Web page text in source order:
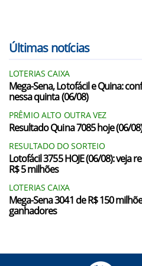
Últimas notícias
LOTERIAS CAIXA
Mega-Sena, Lotofácil e Quina:
nessa quinta (06/08)
PRÊMIO ALTO OUTRA VEZ
Resultado Quina 7085 hoje (06/
RESULTADO DO SORTEIO
Lotofácil 3755 HOJE (06/08): veja
R$ 5 milhões
LOTERIAS CAIXA
Mega-Sena 3041 de R$ 150
ganhadores